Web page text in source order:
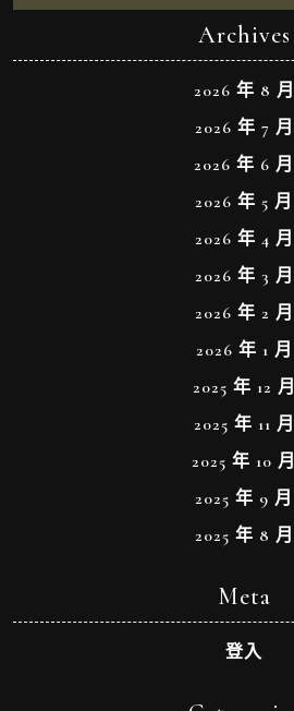
Archives
2026 年 8 月
2026 年 7 月
2026 年 6 月
2026 年 5 月
2026 年 4 月
2026 年 3 月
2026 年 2 月
2026 年 1 月
2025 年 12 月
2025 年 11 月
2025 年 10 月
2025 年 9 月
2025 年 8 月
Meta
登入